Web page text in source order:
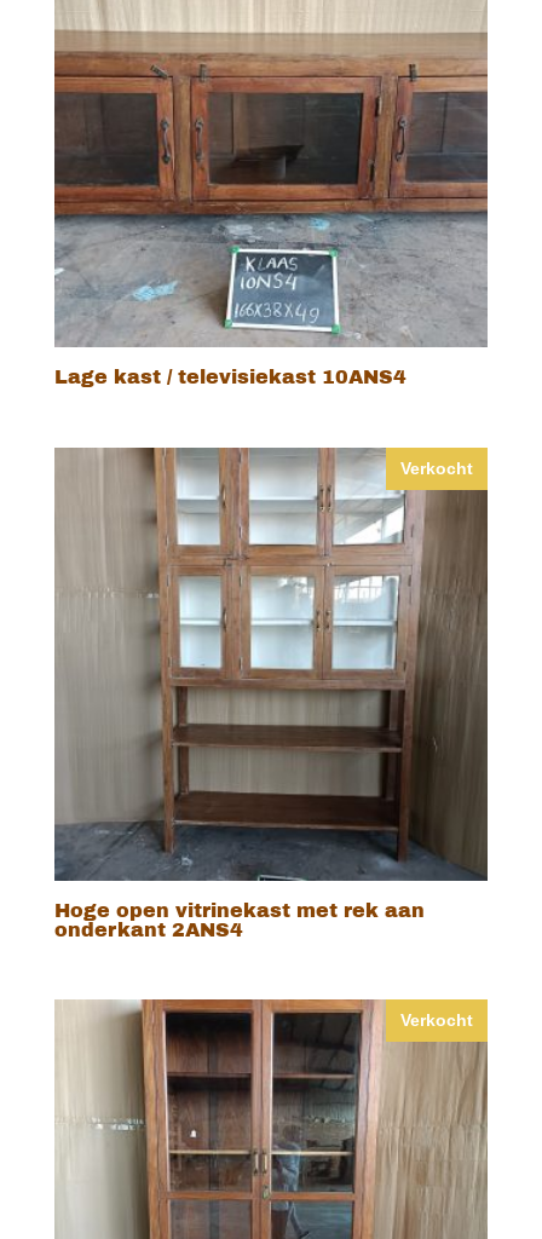
Lage kast / televisiekast 10ANS4
Verkocht
Hoge open vitrinekast met rek aan
onderkant 2ANS4
Verkocht